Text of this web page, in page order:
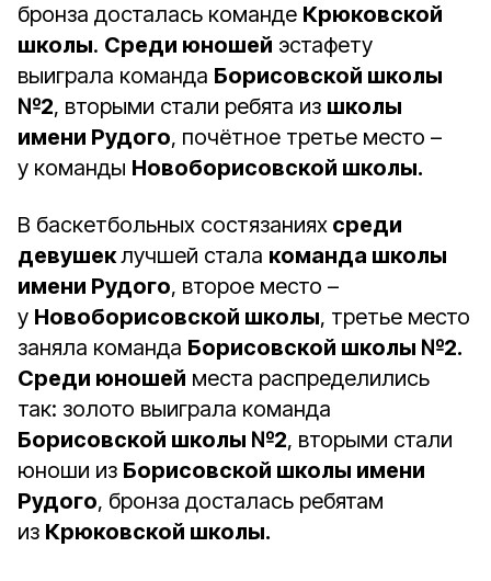
бронза досталась команде Крюковской
школы. Среди юношей эстафету
выиграла команда Борисовской школы
№2, вторыми стали ребята из школы
имени Рудого, почётное третье место –
у команды Новоборисовской школы.
В баскетбольных состязаниях среди
девушеклучшей стала команда школы
имени Рудого, второе место –
у Новоборисовской школы, третье место
заняла команда Борисовской школы №2.
Среди юношей места распределились
так: золото выиграла команда
Борисовской школы №2, вторыми стали
юноши из Борисовской школы имени
Рудого, бронза досталась ребятам
из Крюковской школы.